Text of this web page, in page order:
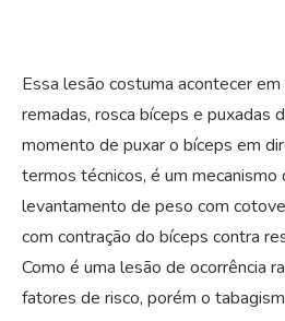
Essa lesão costuma acontecer
remadas, rosca bíceps e puxadas
momento de puxar o bíceps em
termos técnicos, é um mecanismo
levantamento de peso com
com contração do bíceps contra
Como é uma lesão de ocorrência
fatores de risco, porém o